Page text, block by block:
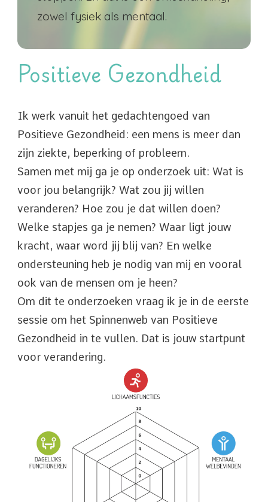
zowel fysiek als mentaal.
Positieve Gezondheid
Ik werk vanuit het gedachtengoed van
Positieve Gezondheid: een mens is meer dan
zijn ziekte, beperking of probleem.
Samen met mij ga je op onderzoek uit: Wat is
voor jou belangrijk? Wat zou jij willen
veranderen? Hoe zou je dat willen doen?
Welke stapjes ga je nemen? Waar ligt jouw
kracht, waar word jij blij van? En welke
ondersteuning heb je nodig van mij en vooral
ook van de mensen om je heen?
Om dit te onderzoeken vraag ik je in de eerste
sessie om het Spinnenweb van Positieve
Gezondheid in te vullen. Dat is jouw startpunt
voor verandering.